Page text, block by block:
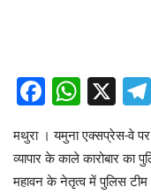
X
​मथुरा । यमुना एक्सप्रेस-वे
व्यापार के काले कारोबार का
महावन के नेतृत्व में पुलिस टीम